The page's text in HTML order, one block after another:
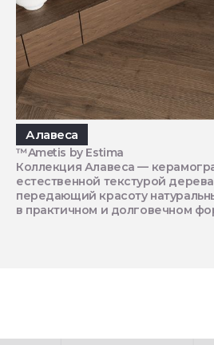
Алавеса
™Ametis by Estima
Коллекция Алавеса —
естественной текстурой
передающий красоту
в практичном и долговечном